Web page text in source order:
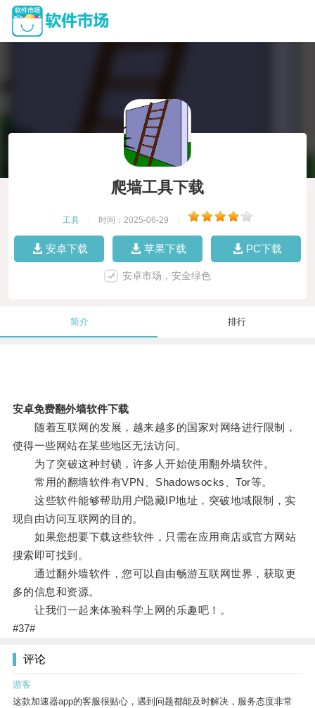
爬墙工具下载
工具 时间：2025-06-29
安卓下载 苹果下载 PC下载
安卓市场，安全绿色
简介 排行
安卓免费翻外墙软件下载
随着互联网的发展，越来越多的国家对网络进行限制，
使得一些网站在某些地区无法访问。
为了突破这种封锁，许多人开始使用翻外墙软件。
常用的翻墙软件有VPN、Shadowsocks、Tor等。
这些软件能够帮助用户隐藏IP地址，突破地域限制，实
现自由访问互联网的目的。
如果您想要下载这些软件，只需在应用商店或官方网站
搜索即可找到。
通过翻外墙软件，您可以自由畅游互联网世界，获取更
多的信息和资源。
让我们一起来体验科学上网的乐趣吧！。
#37#
评论
游客
这款加速器app的客服很贴心，遇到问题都能及时解决，服务态度非常